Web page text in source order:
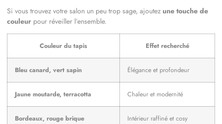
Si vous trouvez votre salon un peu trop sage, ajoutez une touche de
couleur pour réveiller l’ensemble.
Couleur du tapis Effet recherché
Bleu canard, vert sapin Élégance et profondeur
Jaune moutarde, terracotta Chaleur et modernité
Bordeaux, rouge brique Intérieur raffiné et cosy